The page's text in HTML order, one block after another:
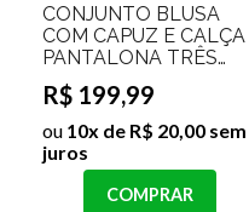
CONJUNTO BLUSA
COM CAPUZ E CALÇA
PANTALONA TRÊS
LISTRAS ZURY
R$ 199,99
ou 10x de R$ 20,00 sem
juros
COMPRAR